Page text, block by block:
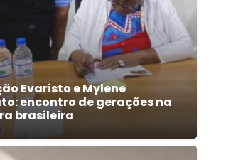
Evaristo e Mylene
encontro de gerações na
brasileira